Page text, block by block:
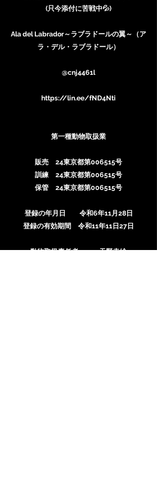
(只今添付に苦戦中💦)
Ala del Labrador～ラブラドールの翼～（ア
ラ・デル・ラブラドール）
@cnj4461l
https://lin.ee/fND4Nti
第一種動物取扱業
販売 24東京都第006515号
訓練 24東京都第006515号
保管 24東京都第006515号
登録の年月日 令和6年11月28日
登録の有効期間 令和11年11日27日
動物取扱責任者 天野幸絵